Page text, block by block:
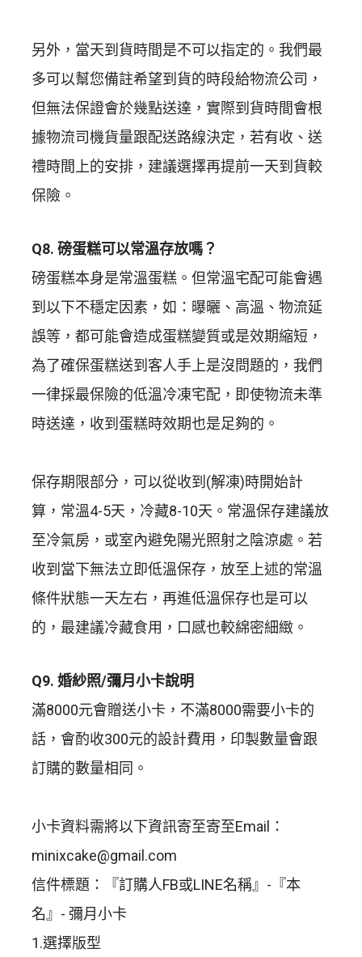
另外，當天到貨時間是不可以指定的。我們最
多可以幫您備註希望到貨的時段給物流公司，
但無法保證會於幾點送達，實際到貨時間會根
據物流司機貨量跟配送路線決定，若有收、送
禮時間上的安排，建議選擇再提前一天到貨較
保險。
Q8. 磅蛋糕可以常溫存放嗎？
磅蛋糕本身是常溫蛋糕。但常溫宅配可能會遇
到以下不穩定因素，如：曝曬、高溫、物流延
誤等，都可能會造成蛋糕變質或是效期縮短，
為了確保蛋糕送到客人手上是沒問題的，我們
一律採最保險的低溫冷凍宅配，即使物流未準
時送達，收到蛋糕時效期也是足夠的。
保存期限部分，可以從收到(解凍)時開始計
算，常溫4-5天，冷藏8-10天。常溫保存建議放
至冷氣房，或室內避免陽光照射之陰涼處。若
收到當下無法立即低溫保存，放至上述的常溫
條件狀態一天左右，再進低溫保存也是可以
的，最建議冷藏食用，口感也較綿密細緻。
Q9. 婚紗照/彌月小卡說明
滿8000元會贈送小卡，不滿8000需要小卡的
話，會酌收300元的設計費用，印製數量會跟
訂購的數量相同。
小卡資料需將以下資訊寄至寄至Email：
minixcake@gmail.com
信件標題：『訂購人FB或LINE名稱』-『本
名』- 彌月小卡
1.選擇版型